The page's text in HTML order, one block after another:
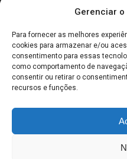
Gerenciar
Para fornecer as melhores
cookies para armazenar e/ou
consentimento para essas
como comportamento de
consentir ou retirar o
recursos e funções.
informativo, servindo como
interpretadas como